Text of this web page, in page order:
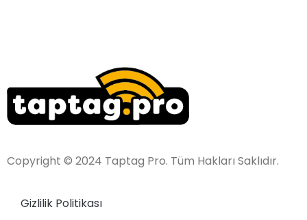
Copyright © 2024 Taptag Pro. Tüm Hakları Saklıdır.
Gizlilik Politikası